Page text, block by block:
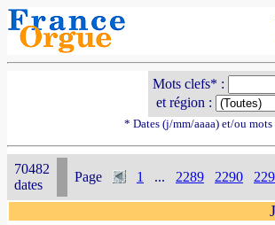
Mots clefs* :
et région :
* Dates (j/mm/aaaa) et/ou
70482
dates
Page 1 ... 2289 2290